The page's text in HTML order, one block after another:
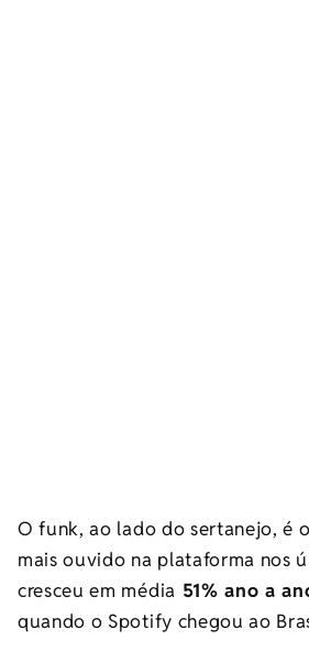
O funk, ao lado do sertanejo, é
mais ouvido na plataforma nos
cresceu em média 51% ano a
quando o Spotify chegou ao